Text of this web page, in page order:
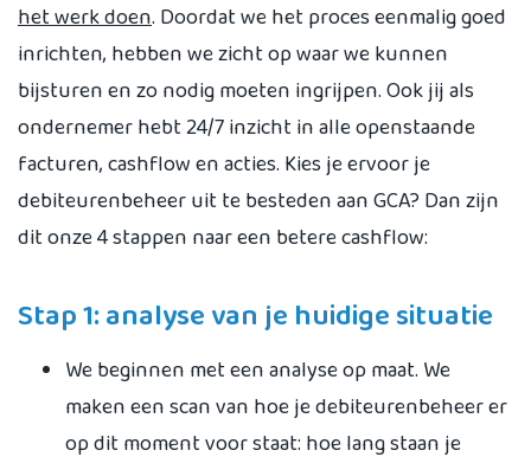
het werk doen. Doordat we het proces eenmalig goed
inrichten, hebben we zicht op waar we kunnen
bijsturen en zo nodig moeten ingrijpen. Ook jij als
ondernemer hebt 24/7 inzicht in alle openstaande
facturen, cashflow en acties. Kies je ervoor je
debiteurenbeheer uit te besteden aan GCA? Dan zijn
dit onze 4 stappen naar een betere cashflow:
Stap 1: analyse van je huidige situatie
We beginnen met een analyse op maat. We
maken een scan van hoe je debiteurenbeheer er
op dit moment voor staat: hoe lang staan je